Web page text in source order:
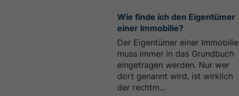
Wie finde ich den Eigentümer
einer Immobilie?
Der Eigentümer einer Immobilie
muss immer in das Grundbuch
eingetragen werden. Nur wer
dort genannt wird, ist wirklich
der rechtm...